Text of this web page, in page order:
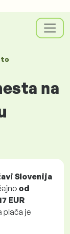
na
Slovenija
od
EUR
plača je